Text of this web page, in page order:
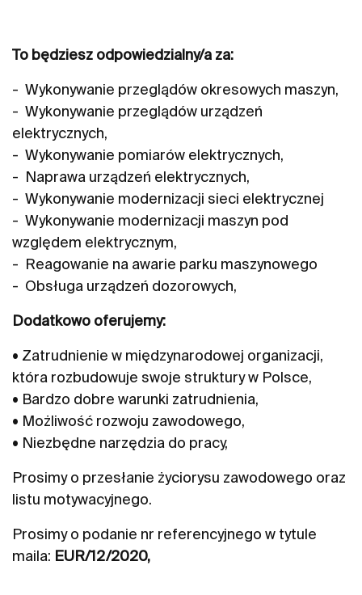
To będziesz odpowiedzialny/a za:
- Wykonywanie przeglądów okresowych maszyn,
- Wykonywanie przeglądów urządzeń
elektrycznych,
- Wykonywanie pomiarów elektrycznych,
- Naprawa urządzeń elektrycznych,
- Wykonywanie modernizacji sieci elektrycznej
- Wykonywanie modernizacji maszyn pod
względem elektrycznym,
- Reagowanie na awarie parku maszynowego
- Obsługa urządzeń dozorowych,
Dodatkowo oferujemy:
• Zatrudnienie w międzynarodowej organizacji,
która rozbudowuje swoje struktury w Polsce,
• Bardzo dobre warunki zatrudnienia,
• Możliwość rozwoju zawodowego,
• Niezbędne narzędzia do pracy,
Prosimy o przesłanie życiorysu zawodowego oraz
listu motywacyjnego.
Prosimy o podanie nr referencyjnego w tytule
maila: EUR/12/2020,